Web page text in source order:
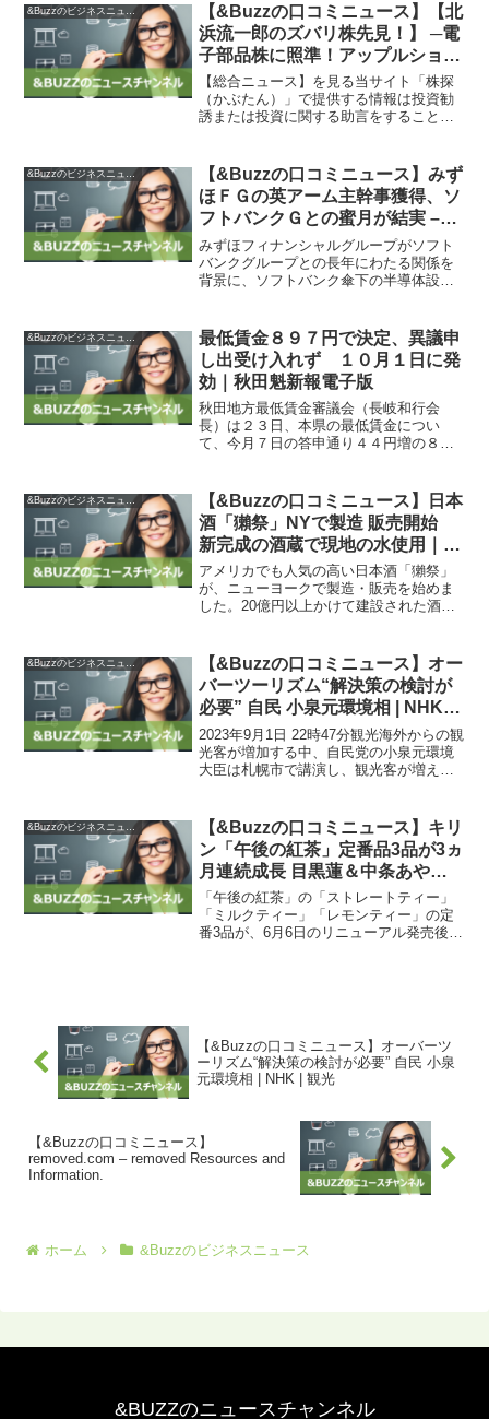
&Buzzのビジネスニュース
【&Buzzの口コミニュース】【北
浜流一郎のズバリ株先見！】 ─電
子部品株に照準！アップルショッ
クから蘇生へ | 市況 – 株探ニュー
ス
【総合ニュース】を見る当サイト「株探
（かぶたん）」で提供する情報は投資勧
誘または投資に関する助言をすることを
たします。 当サイトにおけるデータは、
東京証券取引所、大阪取...
&Buzzのビジネスニュース
【&Buzzの口コミニュース】みず
ほＦＧの英アーム主幹事獲得、ソ
フトバンクＧとの蜜月が結実 –
Bloomberg
みずほフィナンシャルグループがソフト
バンクグループとの長年にわたる関係を
背景に、ソフトバンク傘下の半導体設計
連ねた。 ソフトバンクＧとみずほは過去
にさまざまな案件で協力...
&Buzzのビジネスニュース
最低賃金８９７円で決定、異議申
し出受け入れず １０月１日に発
効｜秋田魁新報電子版
秋田地方最低賃金審議会（長岐和行会
長）は２３日、本県の最低賃金につい
て、今月７日の答申通り４４円増の８９
合総連合（県労連）など１０団体の異議
申し出は受け入れなかった。新た...
&Buzzのビジネスニュース
【&Buzzの口コミニュース】日本
酒「獺祭」NYで製造 販売開始
新完成の酒蔵で現地の水使用｜
FNNプライムオンライン
アメリカでも人気の高い日本酒「獺祭」
が、ニューヨークで製造・販売を始めま
した。20億円以上かけて建設された酒蔵
ます。しかし、ニューヨークの水は日本
の軟水とは異なり、硬水...
&Buzzのビジネスニュース
【&Buzzの口コミニュース】オー
バーツーリズム“解決策の検討が
必要” 自民 小泉元環境相 | NHK |
観光
2023年9月1日 22時47分観光海外からの観
光客が増加する中、自民党の小泉元環境
大臣は札幌市で講演し、観光客が増えす
ピード感をもって解決策を検討する必要
があるという...
&Buzzのビジネスニュース
【&Buzzの口コミニュース】キリ
ン「午後の紅茶」定番品3品が3ヵ
月連続成長 目黒蓮＆中条あやみ
出演のTVCMなどによるアイステ
ィー提案効果で
「午後の紅茶」の「ストレートティー」
「ミルクティー」「レモンティー」の定
番3品が、6月6日のリニューアル発売後、
【&Buzzの口コミニュース】オーバーツ
ーリズム“解決策の検討が必要” 自民 小泉
元環境相 | NHK | 観光
【&Buzzの口コミニュース】
removed.com – removed Resources and
Information.
ホーム &Buzzのビジネスニュース
&BUZZのニュースチャンネル